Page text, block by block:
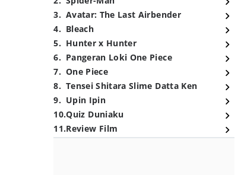
3. Avatar: The Last Airbender
4. Bleach
5. Hunter x Hunter
6. Pangeran Loki One Piece
7. One Piece
8. Tensei Shitara Slime Datta Ken
9. Upin Ipin
10.Quiz Duniaku
11.Review Film